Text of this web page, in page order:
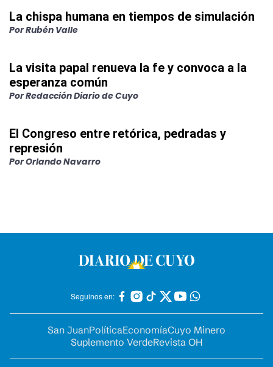
La chispa humana en tiempos de simulación
PorRubén Valle
La visita papal renueva la fe y convoca a la
esperanza común
PorRedacción Diario de Cuyo
El Congreso entre retórica, pedradas y
represión
PorOrlando Navarro
Seguinos en:
San JuanPolíticaEconomíaCuyo Minero
Suplemento VerdeRevista OH